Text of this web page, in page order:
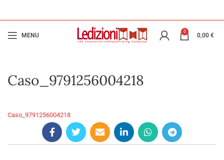
MENU
0
0,00 €
Caso_9791256004218
Caso_9791256004218